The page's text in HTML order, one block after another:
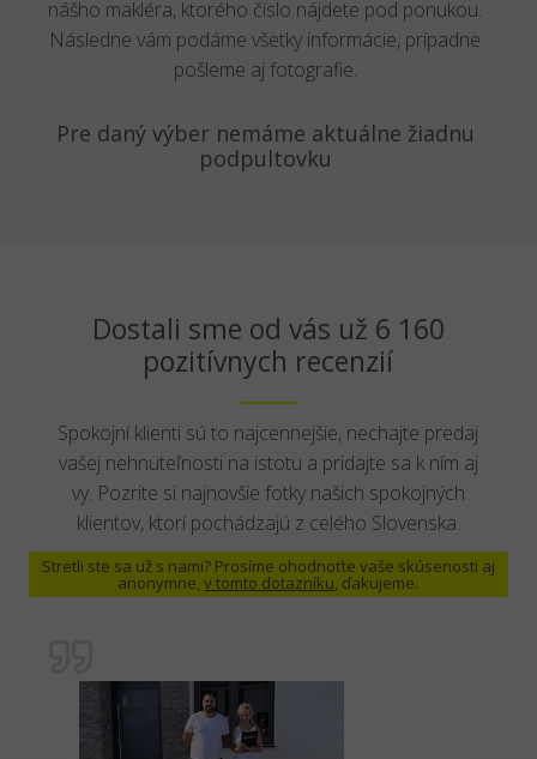
nášho makléra, ktorého číslo nájdete pod ponukou.
Následne vám podáme všetky informácie, prípadne
pošleme aj fotografie.
Pre daný výber nemáme aktuálne žiadnu
podpultovku
Dostali sme od vás už 6 160
pozitívnych recenzií
Spokojní klienti sú to najcennejšie, nechajte predaj
vašej nehnuteľnosti na istotu a pridajte sa k ním aj
vy. Pozrite si najnovšie fotky našich spokojných
klientov, ktorí pochádzajú z celého Slovenska.
Stretli ste sa už s nami? Prosíme ohodnoťte vaše skúsenosti aj
anonymne,v tomto dotazníku, ďakujeme.